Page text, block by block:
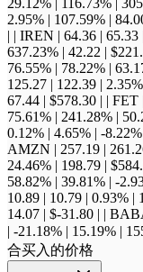
2.95% | 107.59% |
| | IREN | 64.36 | 65.33
637.23% | 42.22 |
76.55% | 78.22% |
125.27 | 122.39 |
67.44 | $578.30 | | FET
75.61% | 241.28% |
0.12% | 4.65% | -
AMZN | 257.19 |
24.46% | 198.79 |
58.82% | 39.81% | -
10.89 | 10.79 | 0.93% |
14.07 | $-31.80 | |
| -21.18% | 15.19% |
合买入的价格